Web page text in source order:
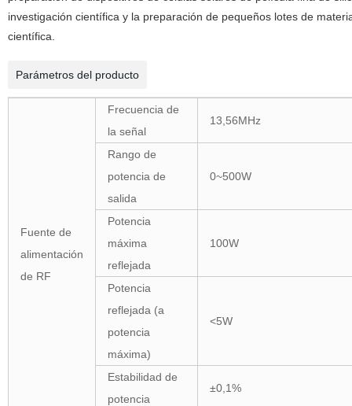
investigación científica y la preparación de pequeños lotes de
científica.
Parámetros del producto
Fuente de
alimentación
de RF
Frecuencia de
la señal
13,56MHz
Rango de
potencia de
salida
0~500W
Potencia
máxima
reflejada
100W
Potencia
reflejada (a
potencia
máxima)
<5W
Estabilidad de
potencia
±0,1%